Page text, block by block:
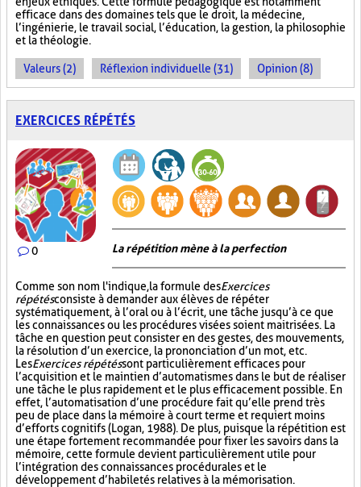
efficace dans des domaines tels que le droit, la médecine,
l’ingénierie, le travail social, l’éducation, la gestion, la philosophie
et la théologie.
Valeurs (2) Réflexion individuelle (31) Opinion (8)
EXERCICES RÉPÉTÉS
0 La répétition mène à la perfection
Comme son nom l'indique, la formule desExercices
répétésconsiste à demander aux élèves de répéter
systématiquement, à l’oral ou à l’écrit, une tâche jusqu’à ce que
les connaissances ou les procédures visées soient maitrisées. La
tâche en question peut consister en des gestes, des mouvements,
la résolution d’un exercice, la prononciation d’un mot, etc.
LesExercices répétéssont particulièrement efficaces pour
l’acquisition et le maintien d’automatismes dans le but de réaliser
une tâche le plus rapidement et le plus efficacement possible. En
effet, l’automatisation d’une procédure fait qu’elle prend très
peu de place dans la mémoire à court terme et requiert moins
d’efforts cognitifs (Logan, 1988). De plus, puisque la répétition est
une étape fortement recommandée pour fixer les savoirs dans la
mémoire, cette formule devient particulièrement utile pour
l’intégration des connaissances procédurales et le
développement d’habiletés relatives à la mémorisation.